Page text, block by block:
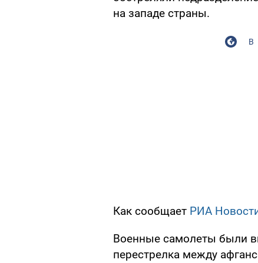
на западе страны.
Как сообщает РИА
Военные самолеты были
перестрелка между